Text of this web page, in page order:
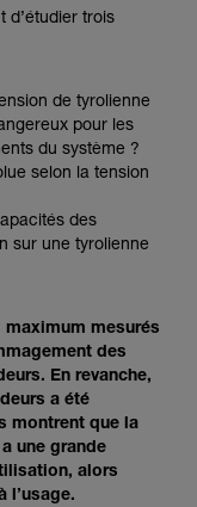
d’autres
d’étudier trois
de tyrolienne
pour les
du système ?
selon la tension
des
sur une tyrolienne
mesurés
des
En revanche,
a été
montrent que la
une grande
alors
l’usage.